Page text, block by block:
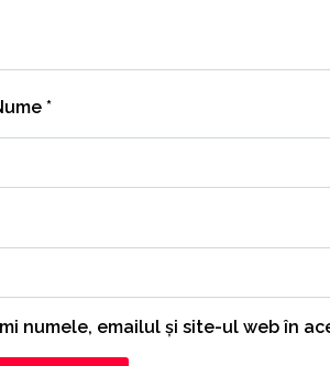
*
numele, emailul și site-ul web în